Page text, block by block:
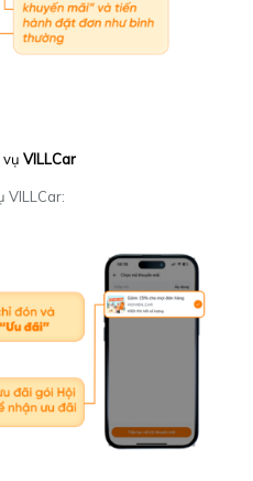
vụ VILLCar
VILLCar: